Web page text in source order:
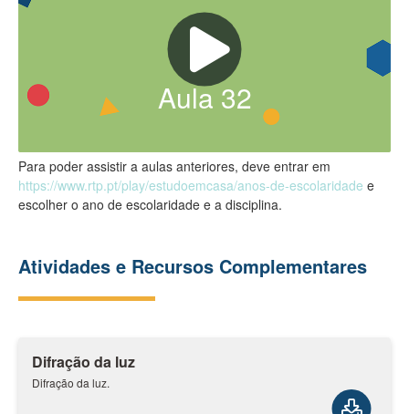
Aula32
Para poder assistir a aulas anteriores, deve entrar em
https://www.rtp.pt/play/estudoemcasa/anos-de-escolaridade e
escolher o ano de escolaridade e a disciplina.
Atividades e Recursos Complementares
Difração da luz
Difração da luz.